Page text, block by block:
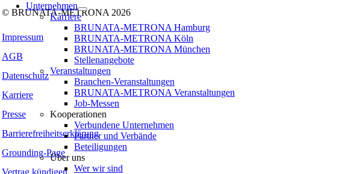
Unternehmen
Karriere
BRUNATA-METRONA Hamburg
BRUNATA-METRONA Köln
BRUNATA-METRONA München
Stellenangebote
Veranstaltungen
Branchen-Veranstaltungen
BRUNATA-METRONA Veranstaltungen
Job-Messen
Kooperationen
Verbundene Unternehmen
Partner und Verbände
Beteiligungen
Über uns
Wer wir sind
© BRUNATA-METRONA 2026
Impressum
AGB
Datenschutz
Karriere
Presse
Barrierefreiheitserklärung
Grounding-Page